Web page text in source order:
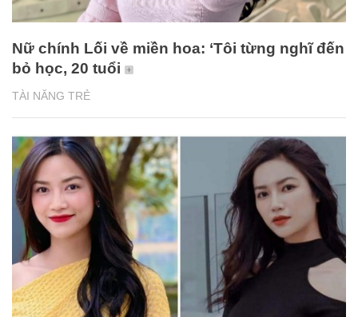
TÀI NĂNG TRẺ
Nữ chính Lối về miền hoa: ‘Tôi từng nghĩ đến
bỏ học, 20 tuổi